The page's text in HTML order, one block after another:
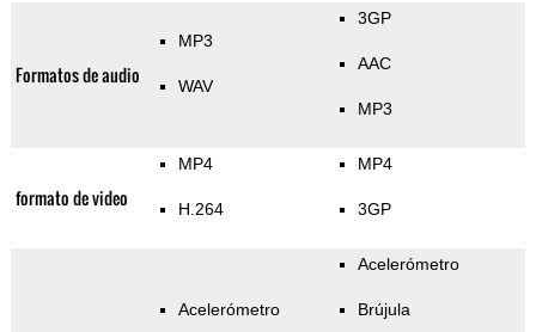
Formatos de audio
MP3
WAV
3GP
AAC
MP3
formato de video
MP4
H.264
MP4
3GP
Acelerómetro
Acelerómetro
Brújula